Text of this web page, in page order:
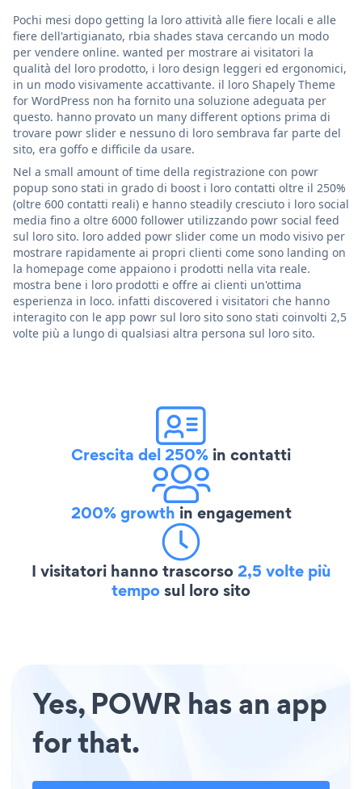
Pochi mesi dopo getting la loro attività alle fiere locali e alle
fiere dell'artigianato, rbia shades stava cercando un modo
per vendere online. wanted per mostrare ai visitatori la
qualità del loro prodotto, i loro design leggeri ed ergonomici,
in un modo visivamente accattivante. il loro Shapely Theme
for WordPress non ha fornito una soluzione adeguata per
questo. hanno provato un many different options prima di
trovare powr slider e nessuno di loro sembrava far parte del
sito, era goffo e difficile da usare.
Nel a small amount of time della registrazione con powr
popup sono stati in grado di boost i loro contatti oltre il 250%
(oltre 600 contatti reali) e hanno steadily cresciuto i loro social
media fino a oltre 6000 follower utilizzando powr social feed
sul loro sito. loro added powr slider come un modo visivo per
mostrare rapidamente ai propri clienti come sono landing on
la homepage come appaiono i prodotti nella vita reale.
mostra bene i loro prodotti e offre ai clienti un'ottima
esperienza in loco. infatti discovered i visitatori che hanno
interagito con le app powr sul loro sito sono stati coinvolti 2,5
volte più a lungo di qualsiasi altra persona sul loro sito.
Crescita del 250% in contatti
200% growth in engagement
I visitatori hanno trascorso2,5 volte più
temposul loro sito
Yes, POWR has an app
for that.